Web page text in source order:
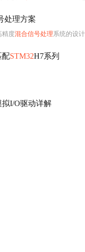
处理方案
精度混合信号处理系统的设计
配STM32H7系列
拟I/O驱动详解